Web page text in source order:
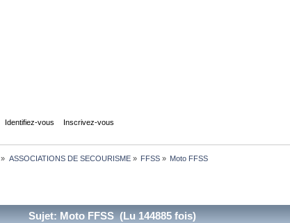
Identifiez-vous Inscrivez-vous
» ASSOCIATIONS DE SECOURISME» FFSS » Moto FFSS
Sujet: Moto FFSS (Lu 144885 fois)